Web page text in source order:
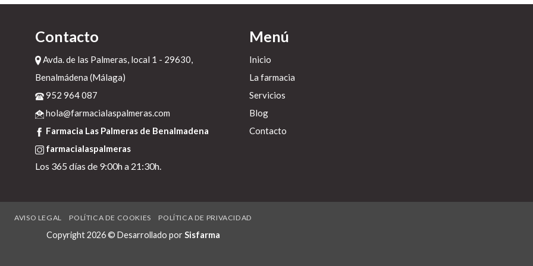
Contacto
Avda. de las Palmeras, local 1 - 29630,
Benalmádena (Málaga)
952 964 087
hola@farmacialaspalmeras.com
Farmacia Las Palmeras de Benalmadena
farmacialaspalmeras
Los 365 días de 9:00h a 21:30h.
Menú
Inicio
La farmacia
Servicios
Blog
Contacto
AVISO LEGAL POLÍTICA DE COOKIES POLÍTICA DE PRIVACIDAD
Copyright 2026 © Desarrollado por Sisfarma